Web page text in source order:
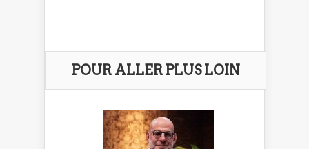
POUR ALLER PLUS LOIN